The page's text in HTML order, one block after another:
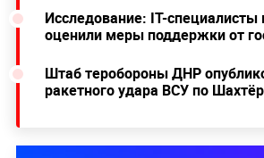
Исследование: IT-специалисты
оценили меры поддержки от
Штаб теробороны ДНР
ракетного удара ВСУ по